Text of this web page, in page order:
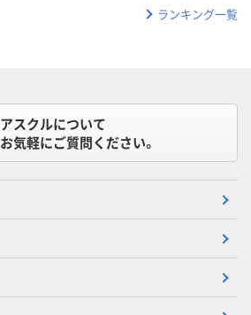
ランキング一覧
アスクルについて
お気軽にご質問ください。